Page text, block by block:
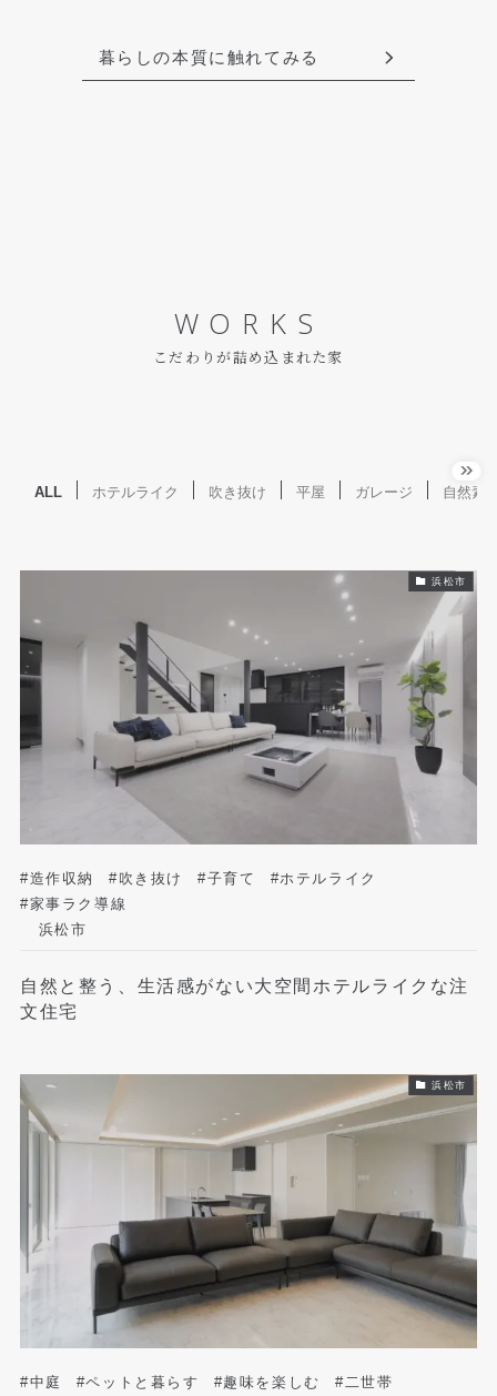
暮らしの本質に触れてみる
WORKS
こだわりが詰め込まれた家
ALL ホテルライク 吹き抜け 平屋 ガレージ 自然素
浜松市
#造作収納 #吹き抜け #子育て
#ホテルライク
#家事ラク導線
浜松市
自然と整う、生活感がない大空間ホテルライクな注
文住宅
浜松市
#中庭 #ペットと暮らす #趣味を楽しむ #二世帯